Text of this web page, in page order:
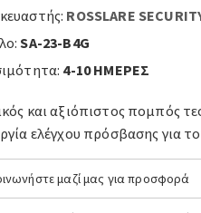
ROSSLARE
SA-23-B4G
4-10 ΗΜΕΡΕΣ
και αξιόπιστος πομπός
ελέγχου πρόσβασης για
μαζί μας για προσφορά